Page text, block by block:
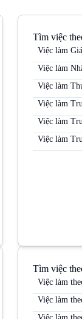
Tìm việc
Việc làm
Việc làm
Việc làm
Việc làm
Việc làm
Việc làm
Tìm việc
Việc làm
Việc làm